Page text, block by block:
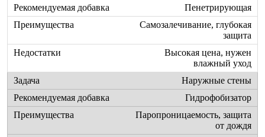
Пенетрирующая
Самозалечивание, глубокая
защита
Высокая цена, нужен
влажный уход
Наружные стены
Гидрофобизатор
Паропроницаемость, защита
от дождя